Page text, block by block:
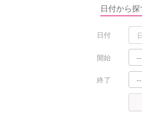
日付から探
日付
開始
終了